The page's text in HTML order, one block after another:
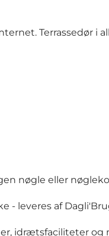
Terrassedør
nøgle eller
- leveres af
idrætsfaciliteter og